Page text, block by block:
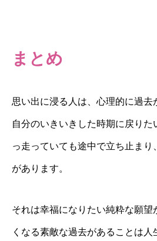
まとめ
思い出に浸る人は、心理的に過去
自分のいきいきした時期に戻りた
っ走っていても途中で立ち止まり
があります。
それは幸福になりたい純粋な願望
くなる素敵な過去があることは人